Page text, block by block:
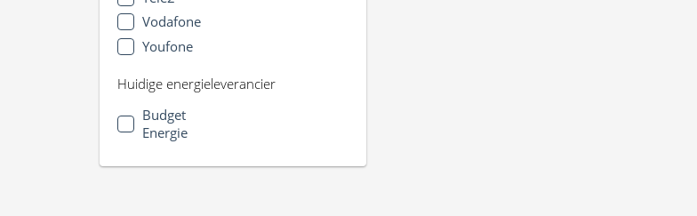
Vodafone
Youfone
Huidige energieleverancier
Budget
Energie